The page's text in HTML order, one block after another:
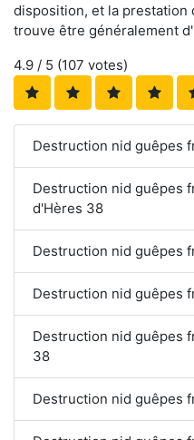
disposition, et la
trouve être généralement
4.9 / 5 (107 votes)
Destruction nid guêpes
Destruction nid guêpes
d'Hères 38
Destruction nid guêpes
Destruction nid guêpes
Destruction nid guêpes
38
Destruction nid guêpes